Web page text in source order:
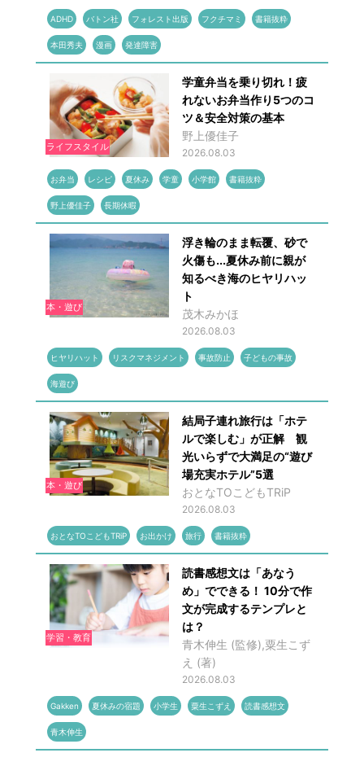
ADHD バトン社 フォレスト出版 フクチマミ 書籍抜粋
本田秀夫 漫画 発達障害
ライフスタイル
学童弁当を乗り切れ！疲
れないお弁当作り5つのコ
ツ＆安全対策の基本
野上優佳子
2026.08.03
お弁当 レシピ 夏休み 学童 小学館 書籍抜粋
野上優佳子 長期休暇
本・遊び
浮き輪のまま転覆、砂で
火傷も...夏休み前に親が
知るべき海のヒヤリハッ
ト
茂木みかほ
2026.08.03
ヒヤリハット リスクマネジメント 事故防止 子どもの事故
海遊び
本・遊び
結局子連れ旅行は「ホテ
ルで楽しむ」が正解 観
光いらずで大満足の“遊び
場充実ホテル”5選
おとなTOこどもTRiP
2026.08.03
おとなTOこどもTRiP お出かけ 旅行 書籍抜粋
学習・教育
読書感想文は「あなう
め」でできる！ 10分で作
文が完成するテンプレと
は？
青木伸生 (監修),粟生こず
え (著)
2026.08.03
Gakken 夏休みの宿題 小学生 粟生こずえ 読書感想文
青木伸生